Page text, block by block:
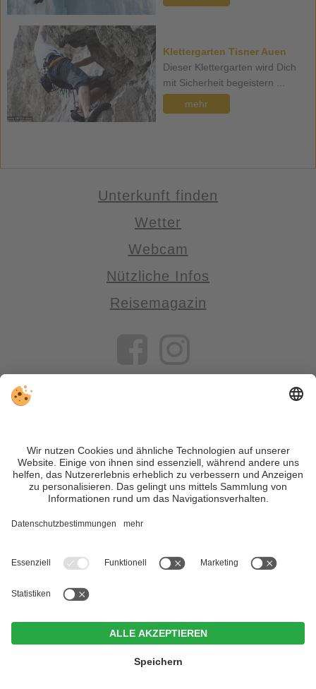
Klettergarten Tisner Auen
Dieser Klettergarten wird Dich
mit Sicherheit begeistern ...
mehr
Unterkunft finden
Wetter
Webcam
Nützliche Infos
Reisemagazin
VIVOSüdtirol ist das Reiseportal für alle, die Südtirol nicht nur
besuchen, sondern wirklich erleben wollen – inklusive Tipps,
tollen Unterkünften und Angeboten.
Trotz genauer Arbeit und ständigem Aktualisieren der Inhalte,
Informieren Sie sich sicherheitshalber nochmals beim
Einstellungen | MwSt.-Nr. IT02365710215